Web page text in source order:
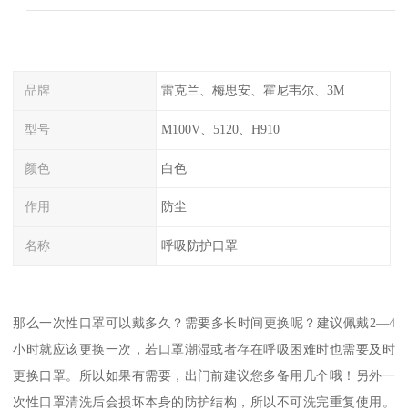
品牌 雷克兰、梅思安、霍尼韦尔、3M
型号 M100V、5120、H910
颜色 白色
作用 防尘
名称 呼吸防护口罩
那么一次性口罩可以戴多久？需要多长时间更换呢？建议佩戴2—4
小时就应该更换一次，若口罩潮湿或者存在呼吸困难时也需要及时
更换口罩。所以如果有需要，出门前建议您多备用几个哦！另外一
次性口罩清洗后会损坏本身的防护结构，所以不可洗完重复使用。